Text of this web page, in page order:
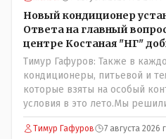
Новый кондиционер
Ответа на главный
центре Костаная "НГ"
Тимур Гафуров: Также в
кондиционеры, питьевой и
которые взяты на особый
условия в это лето.Мы
Вы считаете иначе?Ну тут
комментарий прозвучал на
Тимур Гафуров 7 августа 2026